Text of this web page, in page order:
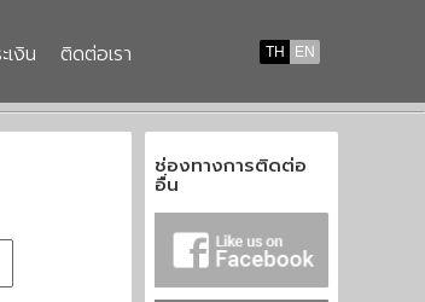
TH EN
เงิน ติดต่อเรา
ช่องทางการติดต่อ
อื่น